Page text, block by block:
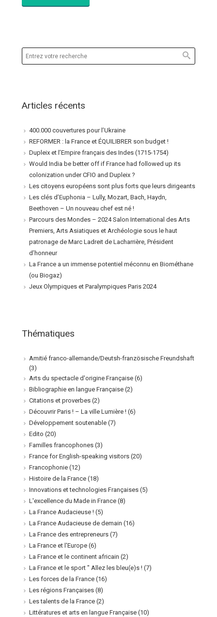
Articles récents
400.000 couvertures pour l’Ukraine
REFORMER : la France et ÉQUILIBRER son budget !
Dupleix et l’Empire français des Indes (1715-1754)
Would India be better off if France had followed up its
colonization under CFIO and Dupleix ?
Les citoyens européens sont plus forts que leurs dirigeants
Les clés d’Euphonia – Lully, Mozart, Bach, Haydn,
Beethoven – Un nouveau chef est né !
Parcours des Mondes – 2024 Salon International des Arts
Premiers, Arts Asiatiques et Archéologie sous le haut
patronage de Marc Ladreit de Lacharrière, Président
d’honneur
La France a un immense potentiel méconnu en Biométhane
(ou Biogaz)
Jeux Olympiques et Paralympiques Paris 2024
Thématiques
Amitié franco-allemande/Deutsh-französische Freundshaft
(3)
Arts du spectacle d'origine Française (6)
Bibliographie en langue Française (2)
Citations et proverbes (2)
Découvrir Paris ! – La ville Lumière ! (6)
Développement soutenable (7)
Edito (20)
Familles francophones (3)
France for English-speaking visitors (20)
Francophonie (12)
Histoire de la France (18)
Innovations et technologies Françaises (5)
L'excellence du Made in France (8)
La France Audacieuse ! (5)
La France Audacieuse de demain (16)
La France des entrepreneurs (7)
La France et l'Europe (6)
La France et le continent africain (2)
La France et le sport " Allez les bleu(e)s ! (7)
Les forces de la France (16)
Les régions Françaises (8)
Les talents de la France (2)
Littératures et arts en langue Française (10)